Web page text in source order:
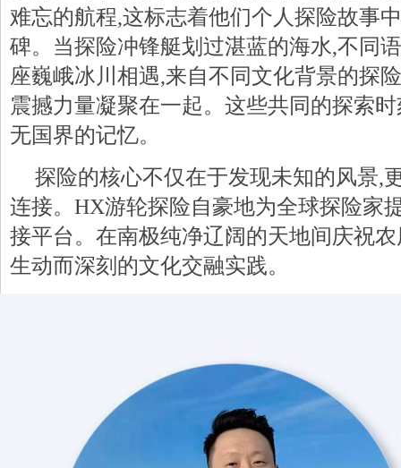
难忘的航程,这标志着他们个人探险故事
碑。当探险冲锋艇划过湛蓝的海水,不同
座巍峨冰川相遇,来自不同文化背景的探
震撼力量凝聚在一起。这些共同的探索
无国界的记忆。
探险的核心不仅在于发现未知的风景,
连接。HX游轮探险自豪地为全球探险家
接平台。在南极纯净辽阔的天地间庆祝
生动而深刻的文化交融实践。